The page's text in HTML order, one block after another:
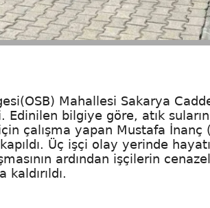
Mahallesi Sakarya
bilgiye göre, atık suların
çalışma yapan Mustafa
Üç işçi olay yerinde
ardından işçilerin